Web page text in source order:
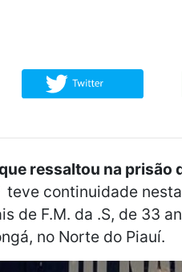
ressaltou na prisão
teve continuidade
de F.M. da .S, de 33
no Norte do Piauí.